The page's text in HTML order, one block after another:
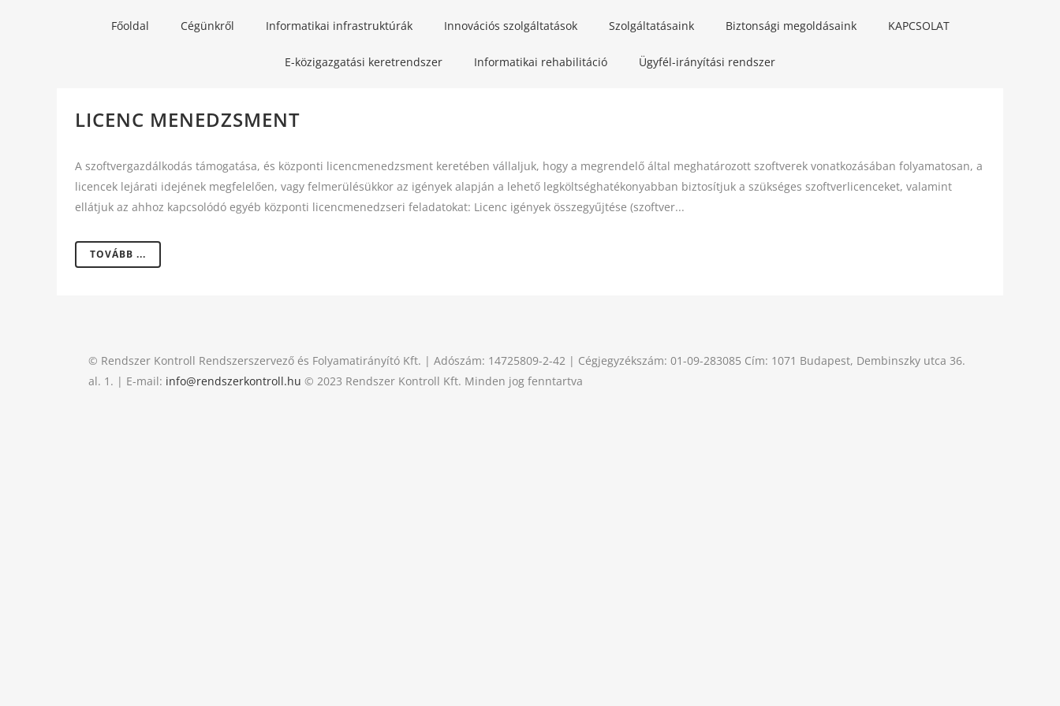
Főoldal Cégünkről Informatikai infrastruktúrák Innovációs szolgáltatások Szolgáltatásaink Biztonsági megoldásaink KAPCSOLAT
E-közigazgatási keretrendszer Informatikai rehabilitáció Ügyfél-irányítási rendszer
LICENC MENEDZSMENT
A szoftvergazdálkodás támogatása, és központi licencmenedzsment keretében vállaljuk, hogy a megrendelő által meghatározott szoftverek vonatkozásában folyamatosan, a
licencek lejárati idejének megfelelően, vagy felmerülésükkor az igények alapján a lehető legköltséghatékonyabban biztosítjuk a szükséges szoftverlicenceket, valamint
ellátjuk az ahhoz kapcsolódó egyéb központi licencmenedzseri feladatokat: Licenc igények összegyűjtése (szoftver...
TOVÁBB ...
© Rendszer Kontroll Rendszerszervező és Folyamatirányító Kft. | Adószám: 14725809-2-42 | Cégjegyzékszám: 01-09-283085 Cím: 1071 Budapest, Dembinszky utca 36.
al. 1. | E-mail: info@rendszerkontroll.hu © 2023 Rendszer Kontroll Kft. Minden jog fenntartva